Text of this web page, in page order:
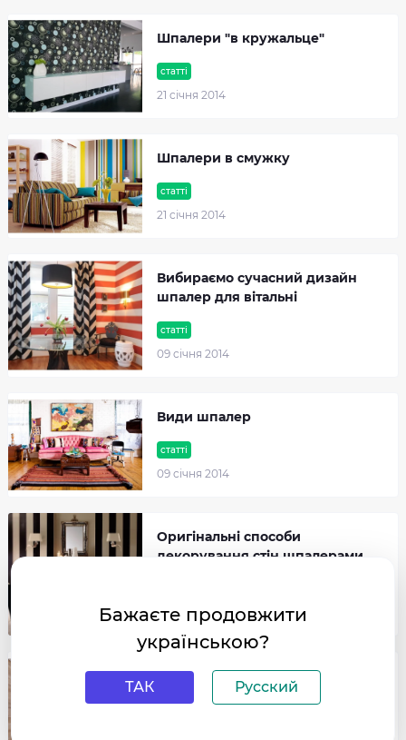
статті
21 cічня 2014
Шпалери "в кружальце"
статті
21 cічня 2014
Шпалери в смужку
статті
09 cічня 2014
Вибираємо сучасний дизайн
шпалер для вітальні
статті
09 cічня 2014
Види шпалер
09 cічня 2014
Оригінальні способи
декорування стін шпалерами
Історія стилю Мінімалізм в
Бажаєте продовжити
українською?
ТАК Русский